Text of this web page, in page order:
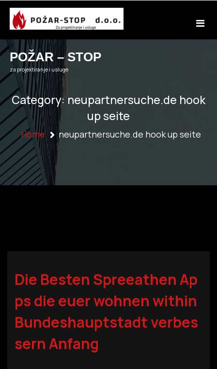
Skip
content
POŽAR – STOP
za projektiranje i usluge
Category: neupartnersuche.de hook
up seite
Home neupartnersuche.de hook up seite
Die Besten Spreeathen Ap
ps die euer wohnen within
Bundeshauptstadt verbes
sern Anfang